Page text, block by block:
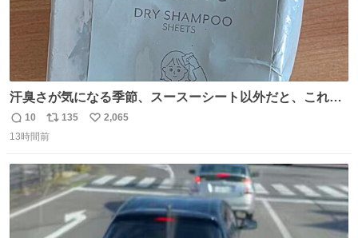
汗臭さが気になる季節、スースーシート以外だと、これが
とにかくスッキリする。2年くらい前に #生活は踊る で紹
介したやつ。おじさんにもおばさんにもオススメだ。ドラ
汗拭きシートみたいなもの。耳裏襟足首筋がんがん拭いて
汗臭不安を解消。
返
信
10
リ
ポ
ト
数
135
い
数
2,065
13時間前